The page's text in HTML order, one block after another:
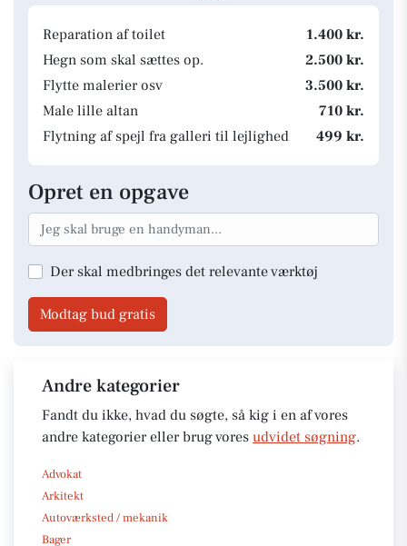
Reparation af toilet
1.400 kr.
Hegn som skal sættes op.
2.500 kr.
Flytte malerier osv
3.500 kr.
Male lille altan
710 kr.
Flytning af spejl fra galleri til lejlighed
499 kr.
Opret en opgave
Der skal medbringes det relevante værktøj
Modtag bud gratis
Andre kategorier
Fandt du ikke, hvad du søgte, så kig i en af vores
andre kategorier eller brug vores udvidet søgning.
Advokat
Arkitekt
Autoværksted / mekanik
Bager